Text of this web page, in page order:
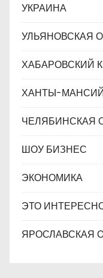
УКРАИНА
УЛЬЯНОВСКАЯ
ХАБАРОВСКИЙ
ХАНТЫ-
ЧЕЛЯБИНСКАЯ
ШОУ БИЗНЕС
ЭКОНОМИКА
ЭТО
ЯРОСЛАВСКАЯ